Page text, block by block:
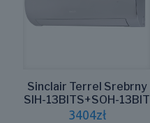
Sinclair Terrel Srebrny
SIH-13BITS+SOH-13BIT
3404zł